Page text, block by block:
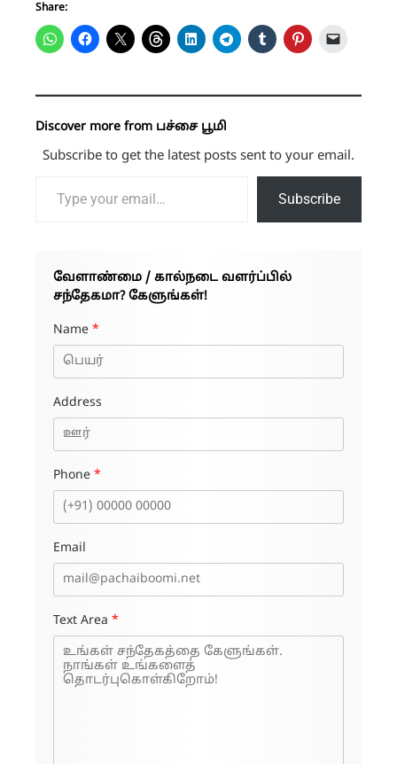
Share:
Discover more from பச்சை பூமி
Subscribe to get the latest posts sent to your email.
Subscribe
வேளாண்மை / கால்நடை வளர்ப்பில்
சந்தேகமா? கேளுங்கள்!
Name *
Address
Phone *
Email
Text Area *